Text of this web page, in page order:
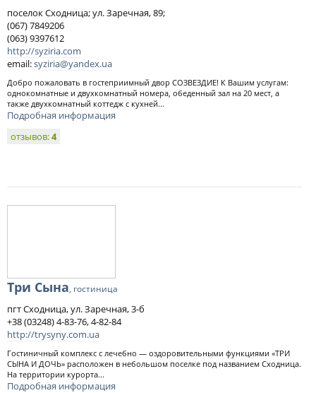
поселок Сходница; ул. Заречная, 89;
(067) 7849206
(063) 9397612
http://syziria.com
email:syziria@yandex.ua
Добро пожаловать в гостеприимный двор СОЗВЕЗДИЕ! К Вашим услугам:
однокомнатные и двухкомнатный номера, обеденный зал на 20 мест, а
также двухкомнатный коттедж с кухней...
Подробная информация
отзывов:4
Три Сына, гостиница
пгт Сходница, ул. Заречная, 3-б
+38 (03248) 4-83-76, 4-82-84
http://trysyny.com.ua
Гостиничный комплекс с лечебно — оздоровительными функциями «ТРИ
СЫНА И ДОЧЬ» расположен в небольшом поселке под названием Сходница.
На территории курорта...
Подробная информация